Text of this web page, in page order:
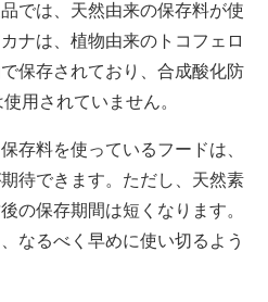
では、天然由来の保存料が使
ナは、植物由来のトコフェロ
保存されており、合成酸化防
用されていません。
存料を使っているフードは、
待できます。ただし、天然素
の保存期間は短くなります。
なるべく早めに使い切るよう